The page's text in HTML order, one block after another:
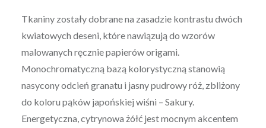
Tkaniny zostały dobrane na zasadzie kontrastu dwóch
kwiatowych deseni, które nawiązują do wzorów
malowanych ręcznie papierów origami.
Monochromatyczną bazą kolorystyczną stanowią
nasycony odcień granatu i jasny pudrowy róż, zbliżony
do koloru pąków japońskiej wiśni – Sakury.
Energetyczna, cytrynowa żółć jest mocnym akcentem